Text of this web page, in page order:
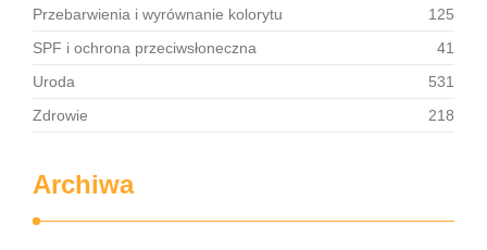
Przebarwienia i wyrównanie kolorytu
125
SPF i ochrona przeciwsłoneczna
41
Uroda
531
Zdrowie
218
Archiwa